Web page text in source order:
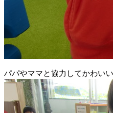
パパやママと協力してかわい